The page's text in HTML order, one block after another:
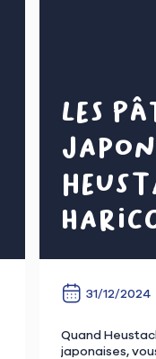
Les
31/12/2024
Quand
japonaises,